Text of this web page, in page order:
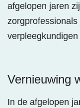
afgelopen jaren
Vernieuwing
In de afgelopen